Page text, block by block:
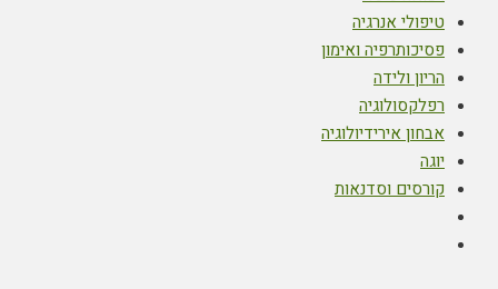
טיפולי אנרגיה
פסיכותרפיה ואימון
הריון ולידה
רפלקסולוגיה
אבחון אירידיולוגיה
יוגה
קורסים וסדנאות